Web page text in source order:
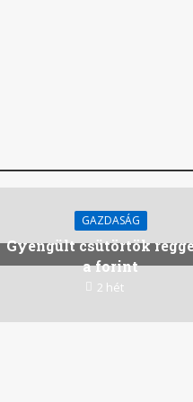
GAZDASÁG
Gyengült csütörtök
a forint
2 hét